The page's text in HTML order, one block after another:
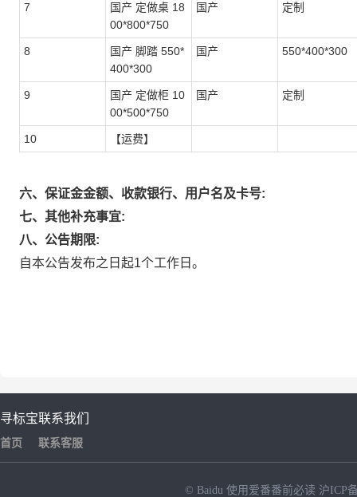
7
国产 定做桌 18
00*800*750
国产 定制
8
国产 脚踏 550*
400*300
国产 550*400*300
9
国产 定做柜 10
00*500*750
国产 定制
10 【运费】
六、保证金金额、收款银行、用户名及卡号:
七、其他补充事宜:
八、公告期限:
自本公告发布之日起1个工作日。
寻标宝
首页
联系我们
联系客服
© Baidu 使用爱番番前必读 沪ICP